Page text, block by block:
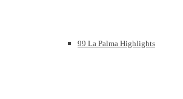
99 La Palma Highlights